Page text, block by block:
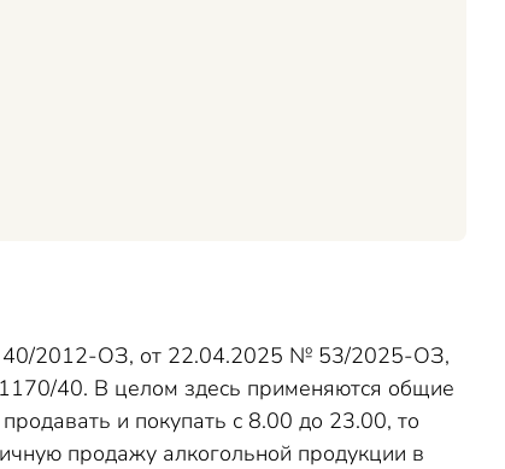
40/2012-ОЗ, от 22.04.2025 № 53/2025-ОЗ,
40. В целом здесь применяются общие
и покупать с 8.00 до 23.00, то
продажу алкогольной продукции в